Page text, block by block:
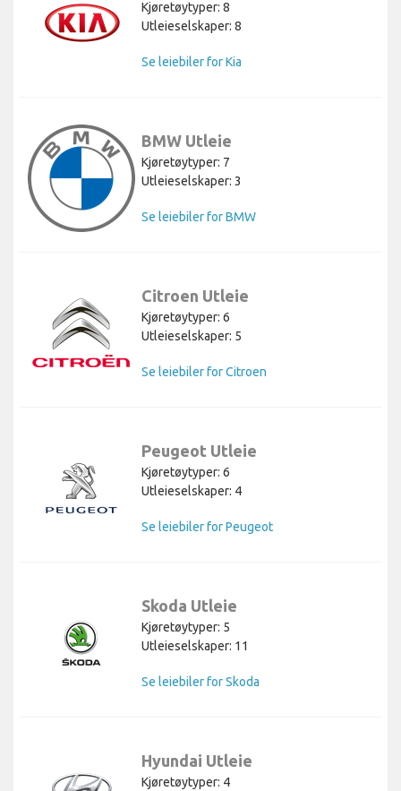
Kjøretøytyper: 8
Utleieselskaper: 8
Se leiebiler for Kia
BMW Utleie
Kjøretøytyper: 7
Utleieselskaper: 3
Se leiebiler for BMW
Citroen Utleie
Kjøretøytyper: 6
Utleieselskaper: 5
Se leiebiler for Citroen
Peugeot Utleie
Kjøretøytyper: 6
Utleieselskaper: 4
Se leiebiler for Peugeot
Skoda Utleie
Kjøretøytyper: 5
Utleieselskaper: 11
Se leiebiler for Skoda
Hyundai Utleie
Kjøretøytyper: 4